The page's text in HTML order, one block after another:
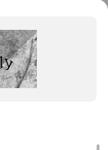
для